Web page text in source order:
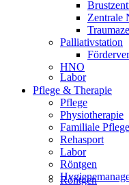
Labor
Röntgen
Zentrale
Palliativstation
HNO
Pflege & Therapie
Pflege
Physiotherapie
Familiale Pflege
Rehasport
Labor
Röntgen